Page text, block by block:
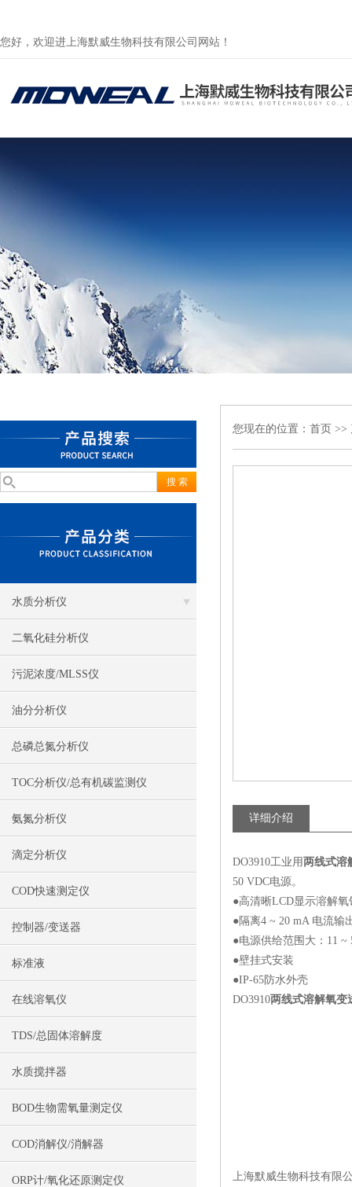
您好，欢迎进上海默威生物科技有限公司网站！
水质分析仪
二氧化硅分析仪
污泥浓度/MLSS仪
油分分析仪
总磷总氮分析仪
TOC分析仪/总有机碳监测仪
氨氮分析仪
滴定分析仪
COD快速测定仪
控制器/变送器
标准液
在线溶氧仪
TDS/总固体溶解度
水质搅拌器
BOD生物需氧量测定仪
COD消解仪/消解器
ORP计/氧化还原测定仪
您现在的位置： 首页 >>
详细介绍
DO3910工业用 两线式溶
50 VDC电源。
●高清晰LCD显示溶解氧
●隔离4 ~ 20 mA 电流输
●电源供给范围大：11 ~
●壁挂式安装
●IP-65防水外壳
DO3910两线式溶解氧变
上海默威生物科技有限